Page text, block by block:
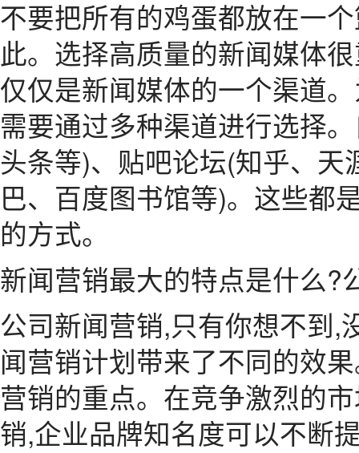
不要把所有的鸡蛋都放在一
此。选择高质量的新闻媒体
仅仅是新闻媒体的一个渠道
需要通过多种渠道进行选择
头条等)、贴吧论坛(知乎、
巴、百度图书馆等)。这些都
的方式。
新闻营销最大的特点是什么?
公司新闻营销,只有你想不到,
闻营销计划带来了不同的效
营销的重点。在竞争激烈的
销,企业品牌知名度可以不断